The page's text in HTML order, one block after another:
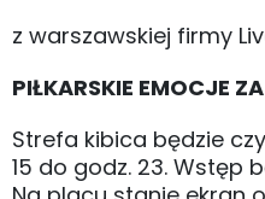
z warszawskiej firmy
PIŁKARSKIE EMOCJE
Strefa kibica będzie
15 do godz. 23. Wstęp